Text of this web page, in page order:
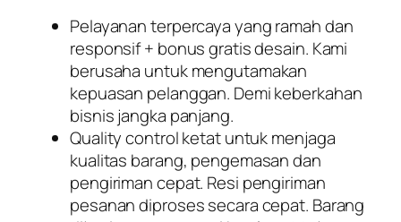
Pelayanan terpercaya yang ramah dan
responsif + bonus gratis desain. Kami
berusaha untuk mengutamakan
kepuasan pelanggan. Demi keberkahan
bisnis jangka panjang.
Quality control ketat untuk menjaga
kualitas barang, pengemasan dan
pengiriman cepat. Resi pengiriman
pesanan diproses secara cepat. Barang